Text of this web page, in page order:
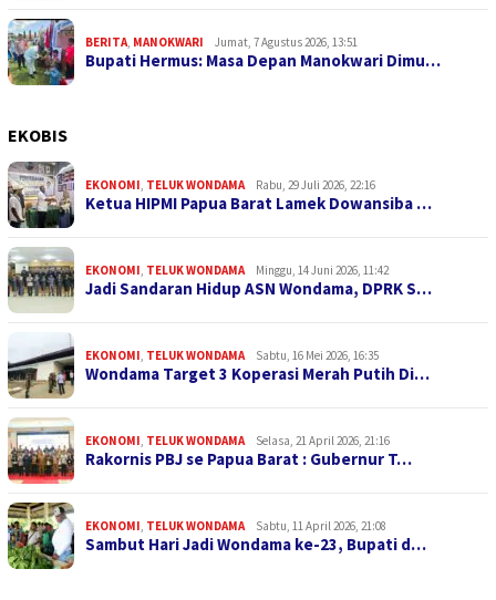
BERITA, MANOKWARI Jumat, 7 Agustus 2026, 13:51
Bupati Hermus: Masa Depan Manokwari Dimu…
EKOBIS
EKONOMI, TELUK WONDAMA Rabu, 29 Juli 2026, 22:16
Ketua HIPMI Papua Barat Lamek Dowansiba …
EKONOMI, TELUK WONDAMA Minggu, 14 Juni 2026, 11:42
Jadi Sandaran Hidup ASN Wondama, DPRK S…
EKONOMI, TELUK WONDAMA Sabtu, 16 Mei 2026, 16:35
Wondama Target 3 Koperasi Merah Putih Di…
EKONOMI, TELUK WONDAMA Selasa, 21 April 2026, 21:16
Rakornis PBJ se Papua Barat : Gubernur T…
EKONOMI, TELUK WONDAMA Sabtu, 11 April 2026, 21:08
Sambut Hari Jadi Wondama ke-23, Bupati d…